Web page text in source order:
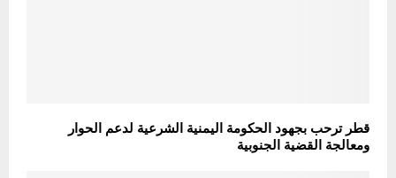
قطر ترحب بجهود الحكومة اليمنية الشرعية لدعم الحوار
ومعالجة القضية الجنوبية